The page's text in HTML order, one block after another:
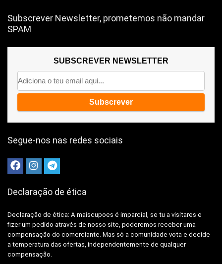
Subscrever Newsletter, prometemos não mandar
SPAM
SUBSCREVER NEWSLETTER
Segue-nos nas redes sociais
Declaração de ética
Declaração de ética: A maiscupoes é imparcial, se tu a visitares e
fizer um pedido através de nosso site, poderemos receber uma
compensação do comerciante. Mas só a comunidade vota e decide
a temperatura das ofertas, independentemente de qualquer
compensação.